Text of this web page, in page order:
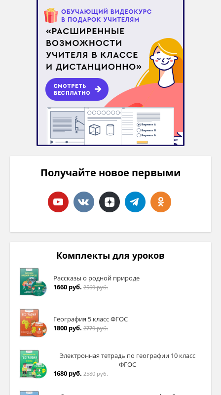
Получайте новое первыми
Комплекты для уроков
Рассказы о родной природе
1660 руб. 2560 руб.
География 5 класс ФГОС
1800 руб. 2770 руб.
Электронная тетрадь по географии 10 класс
ФГОС
1680 руб. 2580 руб.